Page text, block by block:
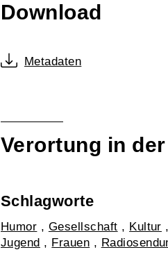
Download
Metadaten
Verortung in
Schlagworte
Humor , Gesellschaft , Kultur ,
Jugend , Frauen ,